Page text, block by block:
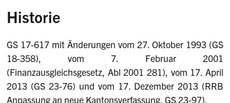
Historie
GS 17-617 mit Änderungen vom 27. Oktober 1993 (GS
18-358), vom 7. Februar 2001
(Finanzausgleichsgesetz, Abl 2001 281), vom 17. April
2013 (GS 23-76) und vom 17. Dezember 2013 (RRB
Anpassung an neue Kantonsverfassung, GS 23-97).